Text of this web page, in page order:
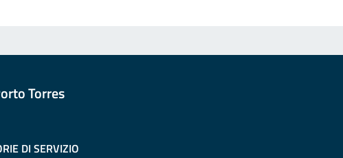
Torres
DI SERVIZIO